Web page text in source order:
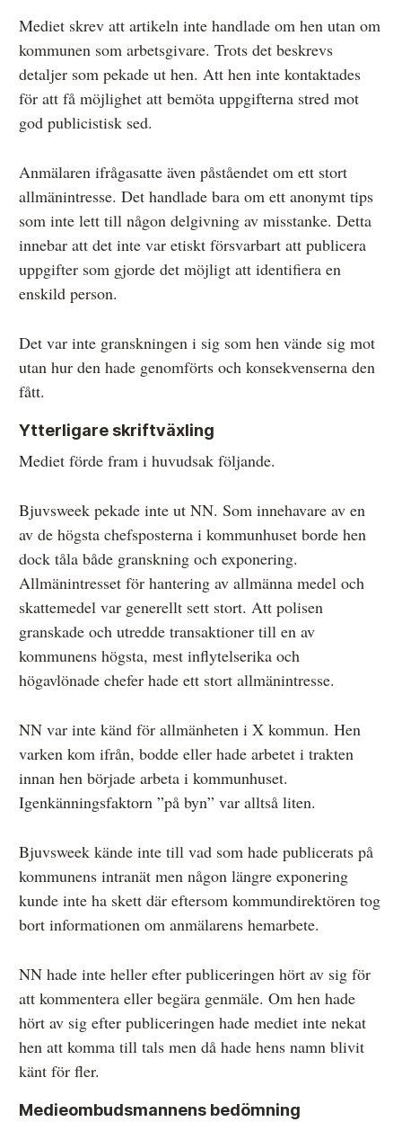
Mediet skrev att artikeln inte handlade om hen utan om
kommunen som arbetsgivare. Trots det beskrevs
detaljer som pekade ut hen. Att hen inte kontaktades
för att få möjlighet att bemöta uppgifterna stred mot
god publicistisk sed.
Anmälaren ifrågasatte även påståendet om ett stort
allmänintresse. Det handlade bara om ett anonymt tips
som inte lett till någon delgivning av misstanke. Detta
innebar att det inte var etiskt försvarbart att publicera
uppgifter som gjorde det möjligt att identifiera en
enskild person.
Det var inte granskningen i sig som hen vände sig mot
utan hur den hade genomförts och konsekvenserna den
fått.
Ytterligare skriftväxling
Mediet förde fram i huvudsak följande.
Bjuvsweek pekade inte ut NN. Som innehavare av en
av de högsta chefsposterna i kommunhuset borde hen
dock tåla både granskning och exponering.
Allmänintresset för hantering av allmänna medel och
skattemedel var generellt sett stort. Att polisen
granskade och utredde transaktioner till en av
kommunens högsta, mest inflytelserika och
högavlönade chefer hade ett stort allmänintresse.
NN var inte känd för allmänheten i X kommun. Hen
varken kom ifrån, bodde eller hade arbetet i trakten
innan hen började arbeta i kommunhuset.
Igenkänningsfaktorn ”på byn” var alltså liten.
Bjuvsweek kände inte till vad som hade publicerats på
kommunens intranät men någon längre exponering
kunde inte ha skett där eftersom kommundirektören tog
bort informationen om anmälarens hemarbete.
NN hade inte heller efter publiceringen hört av sig för
att kommentera eller begära genmäle. Om hen hade
hört av sig efter publiceringen hade mediet inte nekat
hen att komma till tals men då hade hens namn blivit
känt för fler.
Medieombudsmannens bedömning